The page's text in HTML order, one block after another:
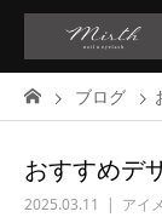
ブログ
おすすめデ
2025.03.11 アイ